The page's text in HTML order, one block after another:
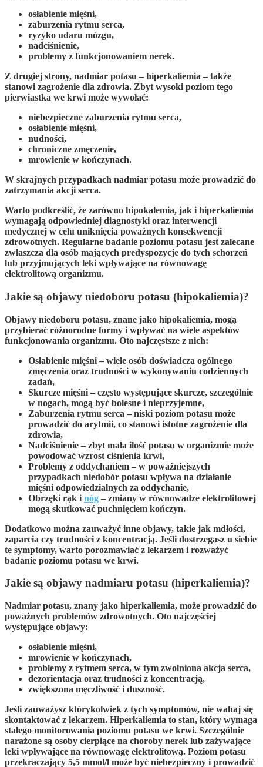
osłabienie mięśni,
zaburzenia rytmu serca,
ryzyko udaru mózgu,
nadciśnienie,
problemy z funkcjonowaniem nerek.
Z drugiej strony, nadmiar potasu – hiperkaliemia – także
stanowi zagrożenie dla zdrowia. Zbyt wysoki poziom tego
pierwiastka we krwi może wywołać:
niebezpieczne zaburzenia rytmu serca,
osłabienie mięśni,
nudności,
chroniczne zmęczenie,
mrowienie w kończynach.
W skrajnych przypadkach nadmiar potasu może prowadzić do
zatrzymania akcji serca.
Warto podkreślić, że zarówno hipokalemia, jak i hiperkaliemia
wymagają odpowiedniej diagnostyki oraz interwencji
medycznej w celu uniknięcia poważnych konsekwencji
zdrowotnych. Regularne badanie poziomu potasu jest zalecane
zwłaszcza dla osób mających predyspozycje do tych schorzeń
lub przyjmujących leki wpływające na równowagę
elektrolitową organizmu.
Jakie są objawy niedoboru potasu (hipokaliemia)?
Objawy niedoboru potasu, znane jako hipokaliemia, mogą
przybierać różnorodne formy i wpływać na wiele aspektów
funkcjonowania organizmu. Oto najczęstsze z nich:
Osłabienie mięśni – wiele osób doświadcza ogólnego
zmęczenia oraz trudności w wykonywaniu codziennych
zadań,
Skurcze mięśni – często występujące skurcze, szczególnie
w nogach, mogą być bolesne i nieprzyjemne,
Zaburzenia rytmu serca – niski poziom potasu może
prowadzić do arytmii, co stanowi istotne zagrożenie dla
zdrowia,
Nadciśnienie – zbyt mała ilość potasu w organizmie może
powodować wzrost ciśnienia krwi,
Problemy z oddychaniem – w poważniejszych
przypadkach niedobór potasu wpływa na działanie
mięśni odpowiedzialnych za oddychanie,
Obrzęki rąk i nóg – zmiany w równowadze elektrolitowej
mogą skutkować puchnięciem kończyn.
Dodatkowo można zauważyć inne objawy, takie jak mdłości,
zaparcia czy trudności z koncentracją. Jeśli dostrzegasz u siebie
te symptomy, warto porozmawiać z lekarzem i rozważyć
badanie poziomu potasu we krwi.
Jakie są objawy nadmiaru potasu (hiperkaliemia)?
Nadmiar potasu, znany jako hiperkaliemia, może prowadzić do
poważnych problemów zdrowotnych. Oto najczęściej
występujące objawy:
osłabienie mięśni,
mrowienie w kończynach,
problemy z rytmem serca, w tym zwolniona akcja serca,
dezorientacja oraz trudności z koncentracją,
zwiększona męczliwość i duszność.
Jeśli zauważysz którykolwiek z tych symptomów, nie wahaj się
skontaktować z lekarzem. Hiperkaliemia to stan, który wymaga
stałego monitorowania poziomu potasu we krwi. Szczególnie
narażone są osoby cierpiące na choroby nerek lub zażywające
leki wpływające na równowagę elektrolitową. Poziom potasu
przekraczający 5,5 mmol/l może być niebezpieczny i prowadzić